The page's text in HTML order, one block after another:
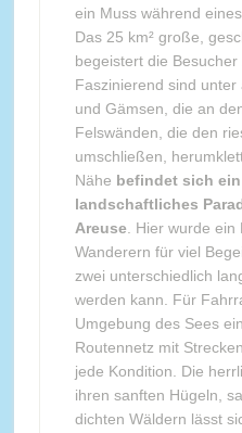
ein Muss während
Das 25 km² große,
begeistert die
Faszinierend sind
und Gämsen, die an
Felswänden, die den
umschließen,
Nähe befindet sich
landschaftliches
Areuse. Hier wurde ein
Wanderern für viel
zwei unterschiedlich
werden kann. Für
Umgebung des Sees
Routennetz mit
jede Kondition. Die
ihren sanften Hügeln,
dichten Wäldern lässt